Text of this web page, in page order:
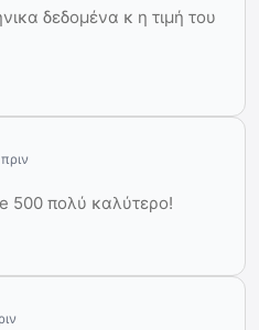
δεδομένα κ η τιμή του
500 πολύ καλύτερο!